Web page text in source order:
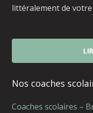
littéralement de
Nos coaches
Coaches scolaires –